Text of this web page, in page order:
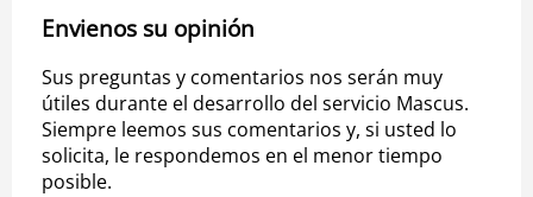
Envienos su opinión
Sus preguntas y comentarios nos serán muy
útiles durante el desarrollo del servicio Mascus.
Siempre leemos sus comentarios y, si usted lo
solicita, le respondemos en el menor tiempo
posible.